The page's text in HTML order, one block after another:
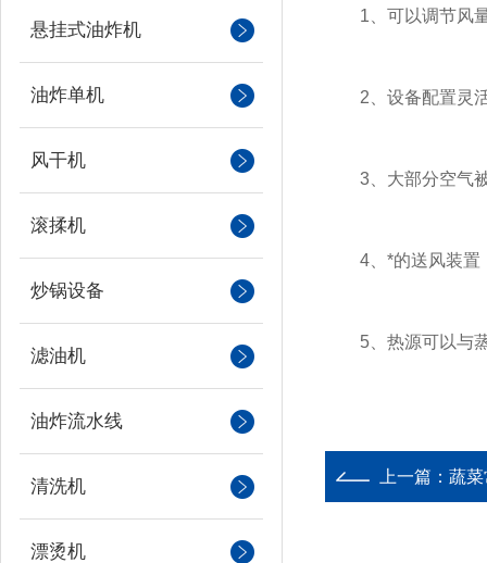
悬挂式油炸机
油炸单机
风干机
滚揉机
炒锅设备
滤油机
油炸流水线
清洗机
漂烫机
1、可以调节风量
2、设备配置灵活
3、大部分空气被
4、*的送风装置，
5、热源可以与蒸
上一篇： 蔬